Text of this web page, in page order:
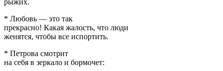
* Любовь — это так
прекрасно! Какая жалость, что люди
женятся, чтобы все испортить.
* Петрова смотрит
на себя в зеркало и бормочет: